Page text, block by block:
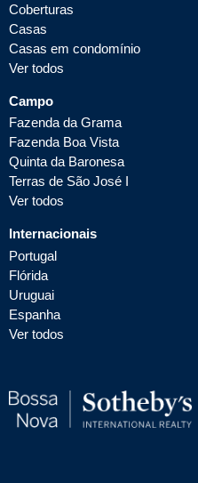
Coberturas
Casas
Casas em condomínio
Ver todos
Campo
Fazenda da Grama
Fazenda Boa Vista
Quinta da Baronesa
Terras de São José I
Ver todos
Internacionais
Portugal
Flórida
Uruguai
Espanha
Ver todos